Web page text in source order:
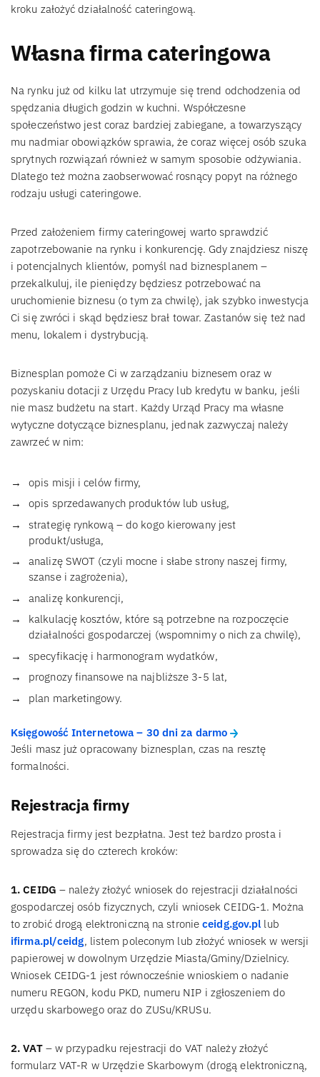
kroku założyć działalność cateringową.
Własna firma cateringowa
Na rynku już od kilku lat utrzymuje się trend odchodzenia od
spędzania długich godzin w kuchni. Współczesne
społeczeństwo jest coraz bardziej zabiegane, a towarzyszący
mu nadmiar obowiązków sprawia, że coraz więcej osób szuka
sprytnych rozwiązań również w samym sposobie odżywiania.
Dlatego też można zaobserwować rosnący popyt na różnego
rodzaju usługi cateringowe.
Przed założeniem firmy cateringowej warto sprawdzić
zapotrzebowanie na rynku i konkurencję. Gdy znajdziesz niszę
i potencjalnych klientów, pomyśl nad biznesplanem –
przekalkuluj, ile pieniędzy będziesz potrzebować na
uruchomienie biznesu (o tym za chwilę), jak szybko inwestycja
Ci się zwróci i skąd będziesz brał towar. Zastanów się też nad
menu, lokalem i dystrybucją.
Biznesplan pomoże Ci w zarządzaniu biznesem oraz w
pozyskaniu dotacji z Urzędu Pracy lub kredytu w banku, jeśli
nie masz budżetu na start. Każdy Urząd Pracy ma własne
wytyczne dotyczące biznesplanu, jednak zazwyczaj należy
zawrzeć w nim:
opis misji i celów firmy,
opis sprzedawanych produktów lub usług,
strategię rynkową – do kogo kierowany jest
produkt/usługa,
analizę SWOT (czyli mocne i słabe strony naszej firmy,
szanse i zagrożenia),
analizę konkurencji,
kalkulację kosztów, które są potrzebne na rozpoczęcie
działalności gospodarczej (wspomnimy o nich za chwilę),
specyfikację i harmonogram wydatków,
prognozy finansowe na najbliższe 3-5 lat,
plan marketingowy.
Księgowość Internetowa – 30 dni za darmo
Jeśli masz już opracowany biznesplan, czas na resztę
formalności.
Rejestracja firmy
Rejestracja firmy jest bezpłatna. Jest też bardzo prosta i
sprowadza się do czterech kroków:
1. CEIDG – należy złożyć wniosek do rejestracji działalności
gospodarczej osób fizycznych, czyli wniosek CEIDG-1. Można
to zrobić drogą elektroniczną na stronieceidg.gov.pl lub
ifirma.pl/ceidg, listem poleconym lub złożyć wniosek w wersji
papierowej w dowolnym Urzędzie Miasta/Gminy/Dzielnicy.
Wniosek CEIDG-1 jest równocześnie wnioskiem o nadanie
numeru REGON, kodu PKD, numeru NIP i zgłoszeniem do
urzędu skarbowego oraz do ZUSu/KRUSu.
2. VAT– w przypadku rejestracji do VAT należy złożyć
formularz VAT-R w Urzędzie Skarbowym (drogą elektroniczną,